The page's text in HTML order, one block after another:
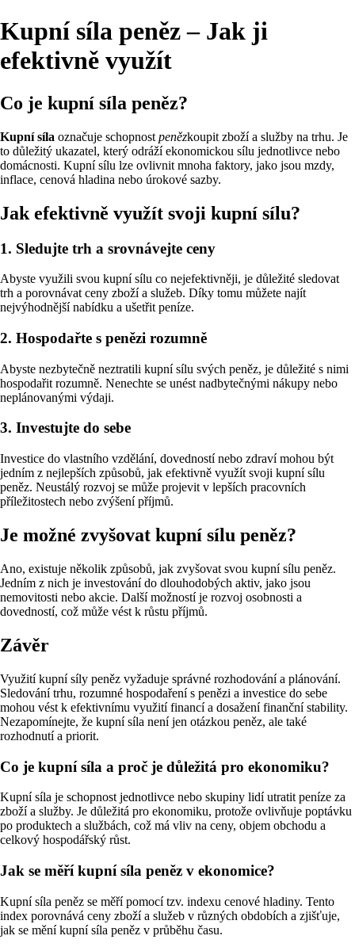
Kupní síla peněz – Jak ji
efektivně využít
Co je kupní síla peněz?
Kupní síla označuje schopnost penězkoupit zboží a služby na trhu. Je
to důležitý ukazatel, který odráží ekonomickou sílu jednotlivce nebo
domácnosti. Kupní sílu lze ovlivnit mnoha faktory, jako jsou mzdy,
inflace, cenová hladina nebo úrokové sazby.
Jak efektivně využít svoji kupní sílu?
1. Sledujte trh a srovnávejte ceny
Abyste využili svou kupní sílu co nejefektivněji, je důležité sledovat
trh a porovnávat ceny zboží a služeb. Díky tomu můžete najít
nejvýhodnější nabídku a ušetřit peníze.
2. Hospodařte s penězi rozumně
Abyste nezbytečně neztratili kupní sílu svých peněz, je důležité s nimi
hospodařit rozumně. Nenechte se unést nadbytečnými nákupy nebo
neplánovanými výdaji.
3. Investujte do sebe
Investice do vlastního vzdělání, dovedností nebo zdraví mohou být
jedním z nejlepších způsobů, jak efektivně využít svoji kupní sílu
peněz. Neustálý rozvoj se může projevit v lepších pracovních
příležitostech nebo zvýšení příjmů.
Je možné zvyšovat kupní sílu peněz?
Ano, existuje několik způsobů, jak zvyšovat svou kupní sílu peněz.
Jedním z nich je investování do dlouhodobých aktiv, jako jsou
nemovitosti nebo akcie. Další možností je rozvoj osobnosti a
dovedností, což může vést k růstu příjmů.
Závěr
Využití kupní síly peněz vyžaduje správné rozhodování a plánování.
Sledování trhu, rozumné hospodaření s penězi a investice do sebe
mohou vést k efektivnímu využití financí a dosažení finanční stability.
Nezapomínejte, že kupní síla není jen otázkou peněz, ale také
rozhodnutí a priorit.
Co je kupní síla a proč je důležitá pro ekonomiku?
Kupní síla je schopnost jednotlivce nebo skupiny lidí utratit peníze za
zboží a služby. Je důležitá pro ekonomiku, protože ovlivňuje poptávku
po produktech a službách, což má vliv na ceny, objem obchodu a
celkový hospodářský růst.
Jak se měří kupní síla peněz v ekonomice?
Kupní síla peněz se měří pomocí tzv. indexu cenové hladiny. Tento
index porovnává ceny zboží a služeb v různých obdobích a zjišťuje,
jak se mění kupní síla peněz v průběhu času.